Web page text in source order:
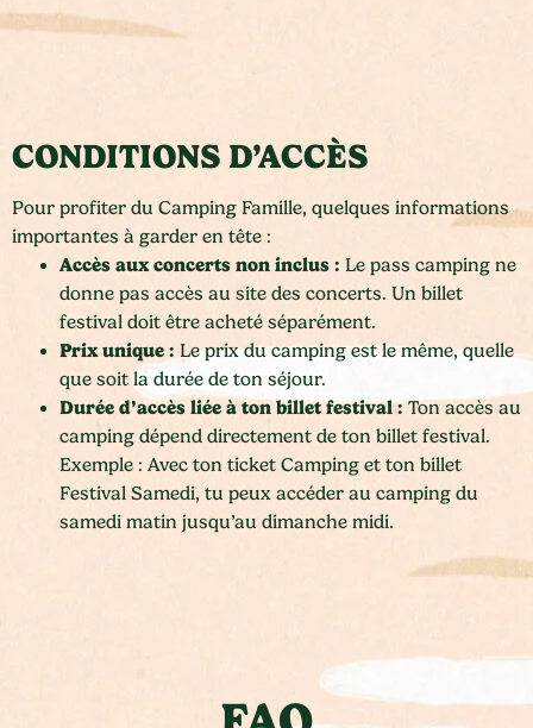
CONDITIONS D’ACCÈS
Pour profiter du Camping Famille, quelques informations
importantes à garder en tête :
Accès aux concerts non inclus : Le pass camping ne
donne pas accès au site des concerts. Un billet
festival doit être acheté séparément.
Prix unique : Le prix du camping est le même, quelle
que soit la durée de ton séjour.
Durée d’accès liée à ton billet festival :Ton accès au
camping dépend directement de ton billet festival.
Exemple : Avec ton ticket Camping et ton billet
Festival Samedi, tu peux accéder au camping du
samedi matin jusqu’au dimanche midi.